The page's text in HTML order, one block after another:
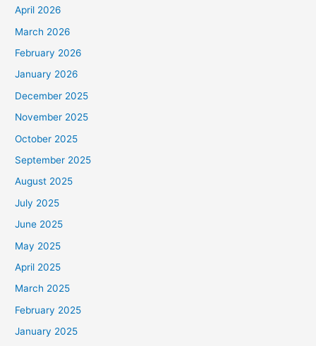
April 2026
March 2026
February 2026
January 2026
December 2025
November 2025
October 2025
September 2025
August 2025
July 2025
June 2025
May 2025
April 2025
March 2025
February 2025
January 2025